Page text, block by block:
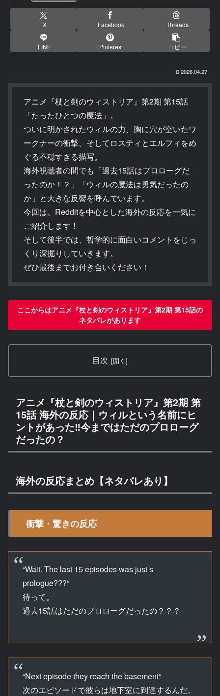
X Facebook Threads
LINE Pinterest コピー
2026.04.27
アニメ『杖と剣のウィストリア』第2期 第15話
「たったひとつの魔法」。
ついに明かされたウィルの力、胸に穴が空いたワ
ークナーの衝撃、そしてロスティとエルフィをめ
ぐる不穏すぎる描写。
海外視聴者の間でも「過去15話はプロローグだ
ったのか！？」「ウィルの魔法は勇気だったの
か」と大きな反響を呼んでいます。
今回は、Redditを中心とした海外の反応を一気に
ご紹介します！
そして後半では、哲学的に面白いコメントをじっ
くり深掘りしていきます。
ぜひ最後までお付き合いください！
ここからはアニメ『杖と剣のウィストリア』第2期 第15話の
ネタバレがあります
目次
アニメ『杖と剣のウィストリア』第2期 第
15話 海外の反応｜ウィルという名前にヒ
ントがあった‼今まではただのプロローグ
だったの？
海外の反応まとめ【ネタバレあり】
衝撃・驚きの反応
“Wait. The last 15 episodes was just s
prologue???”
待って。
過去15話はただのプロローグだったの？？？
“Next episode they reach the basement”
次のエピソードで彼らは地下室に到達するんだ。